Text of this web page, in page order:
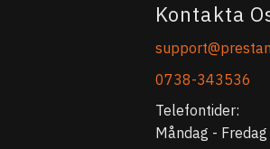
Kontakta
0738-343536
Telefontider:
Måndag -